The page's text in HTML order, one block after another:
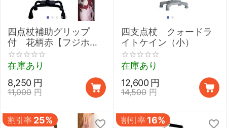
四点杖補助グリップ
付 花柄赤【フジホー
ム】
在庫あり
11,000 円
8,250 円
四支点杖 クォードラ
イトケイン（小）
在庫あり
14,500 円
12,600 円
割引率 25% 割引率 16%